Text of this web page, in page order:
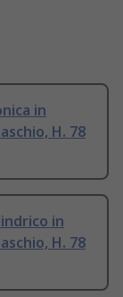
in
H. 78
in
H. 78